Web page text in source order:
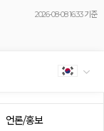
2026-08-08 16:33 기준
언론/홍보